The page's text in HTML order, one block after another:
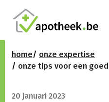
home
onze expertise
onze tips voor een goede
20 januari 2023